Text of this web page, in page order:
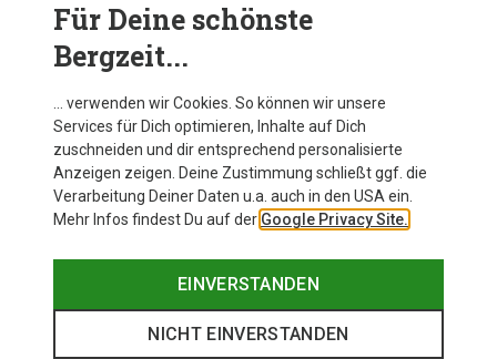
Du sparst 10%
Für Deine schönste
Bergzeit...
… verwenden wir Cookies. So können wir unsere
Services für Dich optimieren, Inhalte auf Dich
zuschneiden und dir entsprechend personalisierte
Anzeigen zeigen. Deine Zustimmung schließt ggf. die
Verarbeitung Deiner Daten u.a. auch in den USA ein.
Mehr Infos findest Du auf der Google Privacy Site.
EINVERSTANDEN
NICHT EINVERSTANDEN